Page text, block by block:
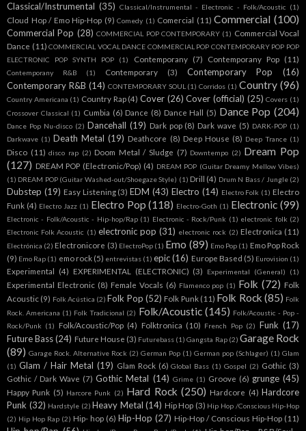
Classical/Instrumental (35) Classical/Instrumental - Electronic - Folk/Acoustic (1)
Cloud Hop / Emo Hip-Hop (9) Comedy (1) Comercial (11) Commercial (100)
Commercial Pop (28) COMMERCIAL POP CONTEMPORARY (1) Commercial Vocal
Dance (11) COMMERCIAL VOCAL DANCE COMMERCIAL POP CONTEMPORARY POP POP
ELECTRONIC POP SYNTH POP
(1) Contemporany (7) Contemporany Pop (11)
Contemporany R&B (1) Contemporary (3) Contemporary Pop
(16)
Contemporary R&B (14) CONTEMPORARY SOUL (1) Corridos (1) Country (96)
Country Americana (1) Country Rap (4) Cover (26) Cover (official) (25) Covers (1)
Crossover Classical (1) Cumbia (6) Dance (8) Dance Hall (5) Dance Pop (204)
Dance Pop Nu-disco (2) Dancehall (19) Dark pop (8) Dark wave (5) DARK-POP (1)
Darkwave (1) Death Metal (19) Deathcore (8) Deep House (8) Deep Trance (1)
Disco (11) disco rap (2) Doom Metal / Sludge (7) Downtempo (2) Dream Pop
(127) DREAM POP (Electronic/Pop) (4) DREAM POP (Guitar Dreamy Mellow Vibes)
(1) DREAM POP (Guitar Washed-out/Shoegaze Style) (1) Drill (4) Drum N Bass / Jungle (2)
Dubstep (19) Easy Listening (3) EDM (43) Electro (14) Electro Folk (1) Electro
Funk (4) Electro Jazz (1) Electro Pop (118) Electro-Goth (1) Electronic (99)
Electronic - Folk/Acoustic - Hip-hop/Rap (1) Electronic - Rock/Punk (1) electronic folk (2)
Electronic Folk Acoustic (1) electronic pop (31) electronic rock (2) Electronica (11)
Electrónica (2) Electronicore (3) ElectroPop (1) Emo (89) Emo Pop (1) Emo Pop Rock
(9) Emo Rap (1) emo rock (5) entrevistas (1) epic (16) Europe Based (5) Eurovision (1)
Experimental (4) EXPERIMENTAL (ELECTRONIC) (3) Experimental (General) (1)
Experimental Electronic (8) Female Vocals (6) Flamenco pop (1) Folk (72) Folk
Acoustic (9) Folk Acústica (2) Folk Pop (52) Folk Punk (11) Folk Rock (85) Folk
Rock. Americana (1) Folk Tradicional (2) Folk/Acoustic (145) Folk/Acoustic - Pop -
Rock/Punk (1) Folk/Acoustic/Pop (4) Folktronica (10) French Pop (2) Funk (17)
Future Bass (24) Future House (3) Futurebass (1) Gangsta Rap (2) Garage Rock
(89) Garage Rock. Alternative Rock (2) German Pop (1) German pop (Schlager) (1) Glam
(1) Glam / Hair Metal (19) Glam Rock (6) Global Bass (1) Gospel (2) Gothic (3)
Gothic / Dark Wave (7) Gothic Metal (14) Grime (1) Groove (6) grunge (45)
Happy Punk (5) Harcore Punk (2) Hard Rock (250) Hardcore (4) Hardcore
Punk (32) Hardstyle (2) Heavy Metal (14) Hip Hop (3) Hip Hop /Conscious Hip-Hop
(2) Hip Hop Rap (2) Hip- hop (6) Hip-Hop (27) Hip-Hop / Conscious Hip-Hop (11)